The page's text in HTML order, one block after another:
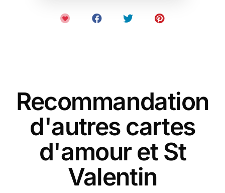
Recommandation
d'autres cartes
d'amour et St
Valentin